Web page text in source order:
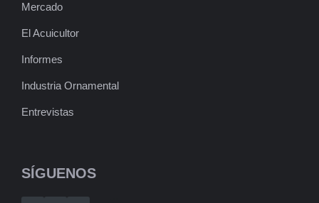
Mercado
El Acuicultor
Informes
Industria Ornamental
Entrevistas
SÍGUENOS